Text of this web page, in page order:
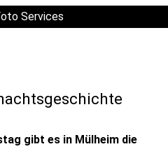
Services
gibt es in Mülheim die